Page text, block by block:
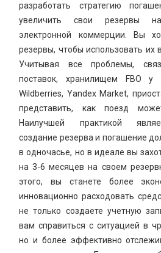
разработать стратегию
увеличить свои резервы
электронной коммерции. Вы
резервы, чтобы использовать их
Учитывая все проблемы,
поставок, хранилищем FBO у
Wildberries, Yandex Market,
представить, как поезд
Наилучшей практикой
создание резерва и погашение
в одночасье, но в идеале вы
на 3-6 месяцев на своем
этого, вы станете более
инновационно расходовать
не только создаете учетную
вам справиться с ситуацией в
но и более эффективно